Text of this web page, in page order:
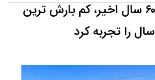
مشهد در ۶۰ سال اخیر، کم بارش ترین
سال را تجربه کرد